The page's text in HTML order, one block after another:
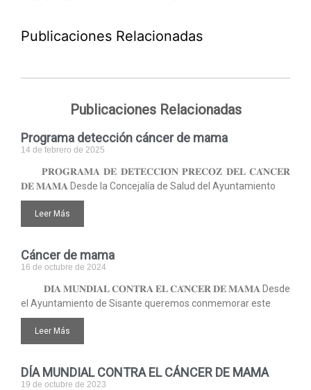
Publicaciones Relacionadas
Publicaciones Relacionadas
Programa detección cáncer de mama
14 de febrero de 2025
𝐏𝐑𝐎𝐆𝐑𝐀𝐌𝐀 𝐃𝐄 𝐃𝐄𝐓𝐄𝐂𝐂𝐈𝐎́𝐍 𝐏𝐑𝐄𝐂𝐎𝐙 𝐃𝐄𝐋 𝐂𝐀́𝐍𝐂𝐄𝐑
𝐃𝐄 𝐌𝐀𝐌𝐀 Desde la Concejalía de Salud del Ayuntamiento
Leer Más
Cáncer de mama
16 de octubre de 2024
𝐃𝐈́𝐀 𝐌𝐔𝐍𝐃𝐈𝐀𝐋 𝐂𝐎𝐍𝐓𝐑𝐀 𝐄𝐋 𝐂𝐀́𝐍𝐂𝐄𝐑 𝐃𝐄 𝐌𝐀𝐌𝐀 Desde
el Ayuntamiento de Sisante queremos conmemorar este
Leer Más
DÍA MUNDIAL CONTRA EL CÁNCER DE MAMA
19 de octubre de 2023